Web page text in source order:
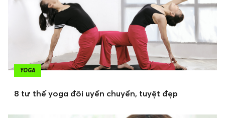
YOGA
8 tư thế yoga đôi uyển chuyển, tuyệt đẹp